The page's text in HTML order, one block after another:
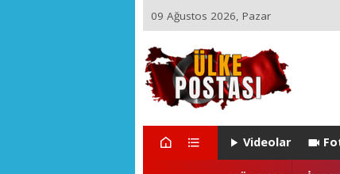
09 Ağustos 2026, Pazar
Videolar